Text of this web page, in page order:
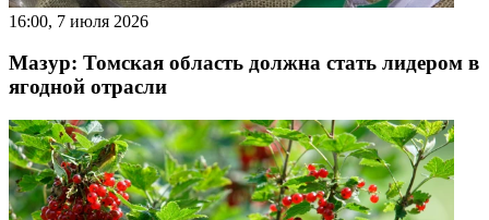
16:00, 7 июля 2026
Мазур: Томская область должна стать лидером в
ягодной отрасли